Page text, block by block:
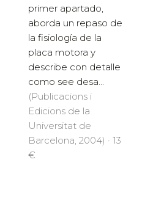
primer apartado,
aborda un repaso de
la fisiología de la
placa motora y
describe con detalle
como see desa...
(Publicacions i
Edicions de la
Universitat de
Barcelona, 2004) · 13
€